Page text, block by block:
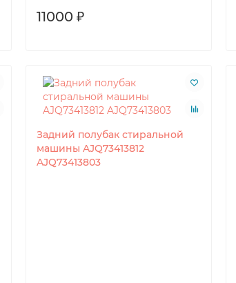
11000 ₽
Задний полубак стиральной
машины AJQ73413812
AJQ73413803